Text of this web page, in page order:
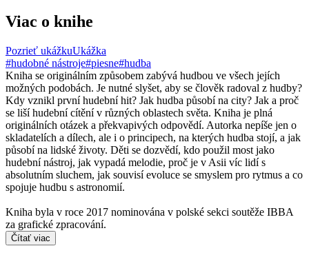
Viac o knihe
Pozrieť ukážkuUkážka
#hudobné nástroje#piesne#hudba
Kniha se originálním způsobem zabývá hudbou ve všech jejích
možných podobách. Je nutné slyšet, aby se člověk radoval z hudby?
Kdy vznikl první hudební hit? Jak hudba působí na city? Jak a proč
se liší hudební cítění v různých oblastech světa. Kniha je plná
originálních otázek a překvapivých odpovědí. Autorka nepíše jen o
skladatelích a dílech, ale i o principech, na kterých hudba stojí, a jak
působí na lidské životy. Děti se dozvědí, kdo použil most jako
hudební nástroj, jak vypadá melodie, proč je v Asii víc lidí s
absolutním sluchem, jak souvisí evoluce se smyslem pro rytmus a co
spojuje hudbu s astronomií.
Kniha byla v roce 2017 nominována v polské sekci soutěže IBBA
za grafické zpracování.
Čítať viac